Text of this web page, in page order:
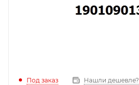
Под заказ Нашли дешевле?